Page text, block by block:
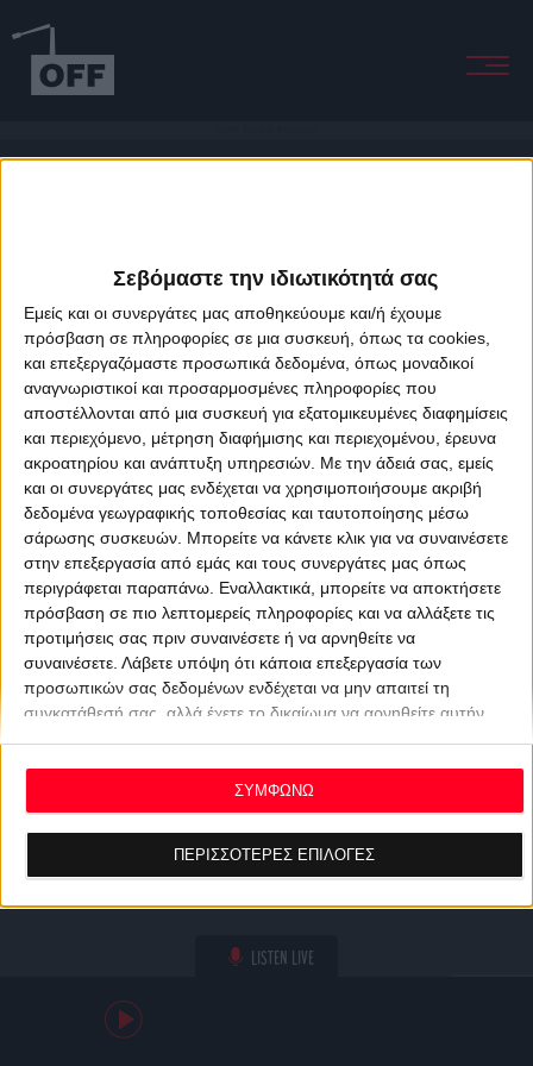
Σεβόμαστε την ιδιωτικότητά σας
Εμείς και οι συνεργάτες μας αποθηκεύουμε και/ή έχουμε
πρόσβαση σε πληροφορίες σε μια συσκευή, όπως τα cookies,
και επεξεργαζόμαστε προσωπικά δεδομένα, όπως μοναδικοί
αναγνωριστικοί και προσαρμοσμένες πληροφορίες που
αποστέλλονται από μια συσκευή για εξατομικευμένες διαφημίσεις
και περιεχόμενο, μέτρηση διαφήμισης και περιεχομένου, έρευνα
ακροατηρίου και ανάπτυξη υπηρεσιών. Με την άδειά σας, εμείς
και οι συνεργάτες μας ενδέχεται να χρησιμοποιήσουμε ακριβή
δεδομένα γεωγραφικής τοποθεσίας και ταυτοποίησης μέσω
σάρωσης συσκευών. Μπορείτε να κάνετε κλικ για να συναινέσετε
στην επεξεργασία από εμάς και τους συνεργάτες μας όπως
περιγράφεται παραπάνω. Εναλλακτικά, μπορείτε να αποκτήσετε
πρόσβαση σε πιο λεπτομερείς πληροφορίες και να αλλάξετε τις
προτιμήσεις σας πριν συναινέσετε ή να αρνηθείτε να
συναινέσετε. Λάβετε υπόψη ότι κάποια επεξεργασία των
προσωπικών σας δεδομένων ενδέχεται να μην απαιτεί τη
συγκατάθεσή σας, αλλά έχετε το δικαίωμα να αρνηθείτε αυτήν
ανακαλέσετε τη συγκατάθεσή σας ανά πάσα στιγμή
επιστρέφοντας σε αυτόν τον ιστότοπο και κάνοντας κλικ στο
κουμπί "Απορρήτου" στο κάτω μέρος της ιστοσελίδας.
ΠΕΡΙΣΣΟΤΕΡΕΣ ΕΠΙΛΟΓΕΣ
ΣΥΜΦΩΝΩ
LISTEN LIVE
About Offradio Business Class Terms & Conditions
Privacy Policy
Designed & developed byporcupine colors&Fotis Alexandrou